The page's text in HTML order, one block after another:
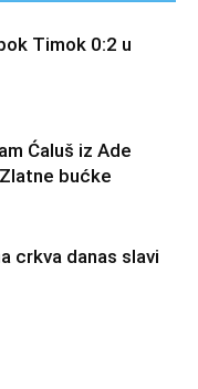
Timok 0:2 u
Ćaluš iz Ade
bućke
crkva danas slavi